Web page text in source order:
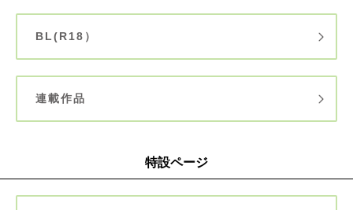
BL(R18）
連載作品
特設ページ